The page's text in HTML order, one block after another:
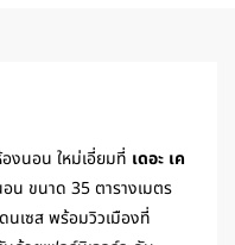
งนอน ใหม่เอี่ยมที่ เดอะ เค
น ขนาด 35 ตารางเมตร
นเซส พร้อมวิวเมืองที่